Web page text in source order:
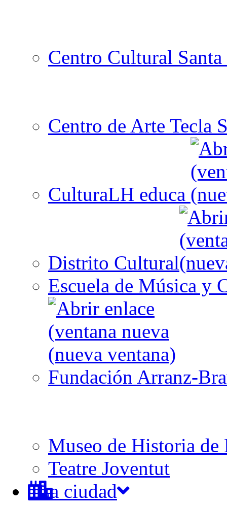
Centro Cultural
Centro de Arte Tecla
CulturaLH educa
Distrito Cultural
Escuela de Música y
Fundación Arranz-
Museo de Historia de
Teatre Joventut
La ciudad